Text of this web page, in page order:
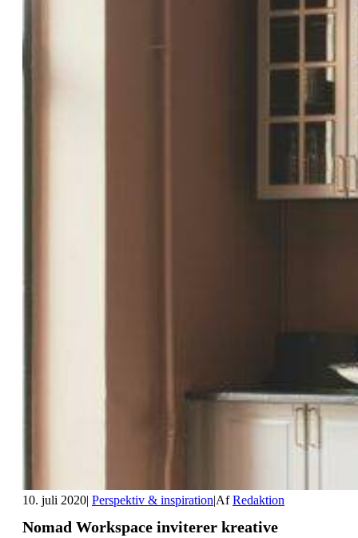
10. juli 2020| Perspektiv & inspiration|AfRedaktion
Nomad Workspace inviterer kreative